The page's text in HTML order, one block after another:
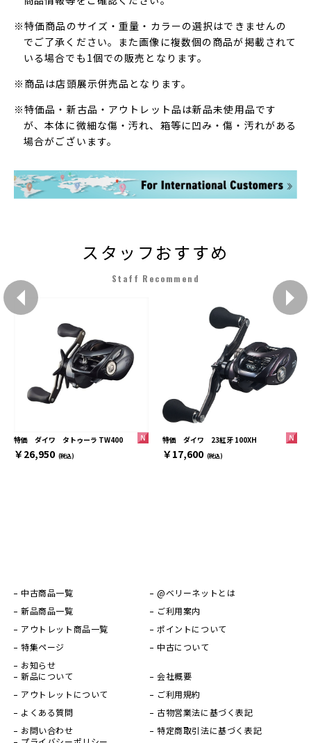
※特価商品のサイズ・重量・カラーの選択はできませんの
でご了承ください。また画像に複数個の商品が掲載されて
いる場合でも1個での販売となります。
※商品は店頭展示併売品となります。
※特価品・新古品・アウトレット品は新品未使用品です
が、本体に微細な傷・汚れ、箱等に凹み・傷・汚れがある
場合がございます。
スタッフおすすめ
Staff Recommend
特価 ダイワ タトゥーラ TW400
￥26,950 (税込)
特価 ダイワ 23紅牙 100XH
￥17,600 (税込)
中古商品一覧
新品商品一覧
アウトレット商品一覧
特集ページ
お知らせ
@ベリーネットとは
ご利用案内
ポイントについて
中古について
新品について
アウトレットについて
よくある質問
お問い合わせ
会社概要
ご利用規約
古物営業法に基づく表記
特定商取引法に基づく表記